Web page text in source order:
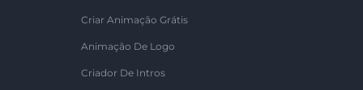
Criar Animação Grátis
Animação De Logo
Criador De Intros